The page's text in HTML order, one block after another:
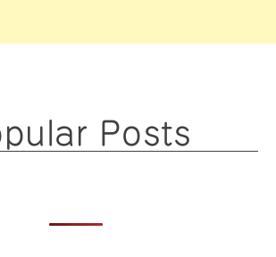
Posts